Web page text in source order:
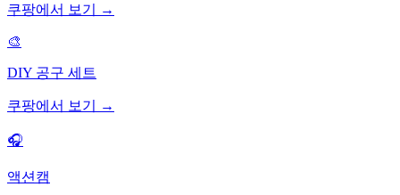
쿠팡에서 보기 →
🎨
DIY 공구 세트
쿠팡에서 보기 →
🎧
액션캠